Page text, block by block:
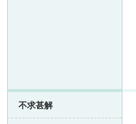
不求甚解